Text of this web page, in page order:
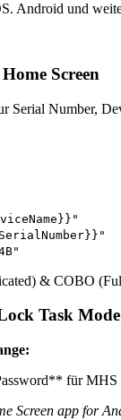
Android und
Screen
Number,
& COBO
Task
für
Screen app for